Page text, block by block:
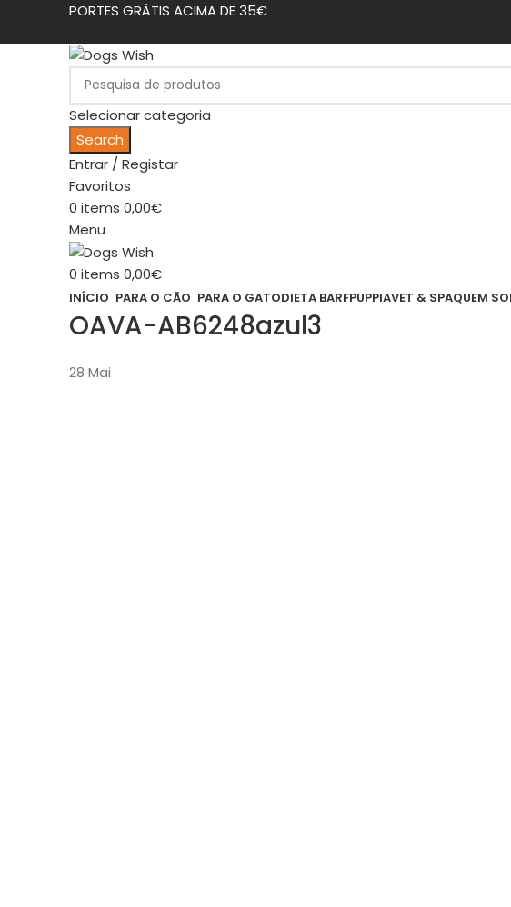
PORTES GRÁTIS ACIMA DE 35€
Selecionar categoria
Search
Entrar / Registar
Favoritos
0 items 0,00€
Menu
0 items 0,00€
INÍCIO PARA O CÃO PARA O GATODIETA BARFPUPPIAVET & SPAQUEM
OAVA-AB6248azul3
28 Mai